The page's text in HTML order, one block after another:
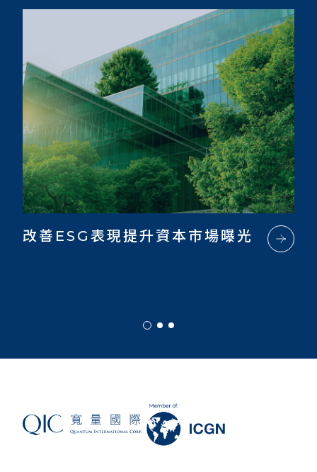
改善ESG表現提升資本市場曝光